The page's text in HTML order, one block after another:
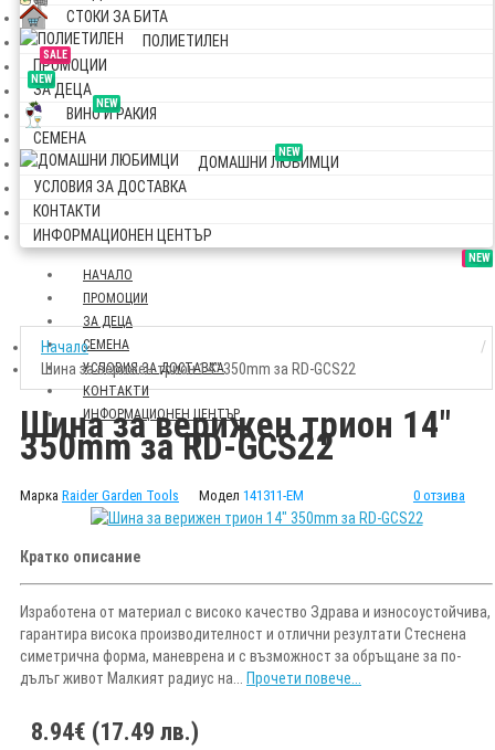
СТОКИ ЗА БИТА
ПОЛИЕТИЛЕН
SALE
ПРОМОЦИИ
NEW
ЗА ДЕЦА
NEW
ВИНО И РАКИЯ
СЕМЕНА
NEW
ДОМАШНИ ЛЮБИМЦИ
УСЛОВИЯ ЗА ДОСТАВКА
КОНТАКТИ
ИНФОРМАЦИОНЕН ЦЕНТЪР
НАЧАЛО
SALE
ПРОМОЦИИ
NEW
ЗА ДЕЦА
СЕМЕНА
УСЛОВИЯ ЗА ДОСТАВКА
КОНТАКТИ
ИНФОРМАЦИОНЕН ЦЕНТЪР
Начало
Шина за верижен трион 14" 350mm за RD-GCS22
Шина за верижен трион 14"
350mm за RD-GCS22
Марка Raider Garden Tools Модел 141311-EM 0 отзива
Кратко описание
Изработена от материал с високо качество Здрава и износоустойчива,
гарантира висока производителност и отлични резултати Стеснена
симетрична форма, маневрена и с възможност за обръщане за по-
дълъг живот Малкият радиус на... Прочети повече...
8.94€ (17.49 лв.)